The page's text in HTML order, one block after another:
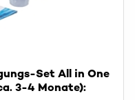
Set All in One
3-4 Monate):